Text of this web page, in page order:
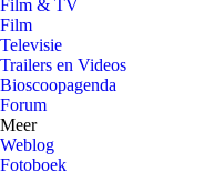
Film & TV
Film
Televisie
Trailers en Videos
Bioscoopagenda
Forum
Meer
Weblog
Fotoboek